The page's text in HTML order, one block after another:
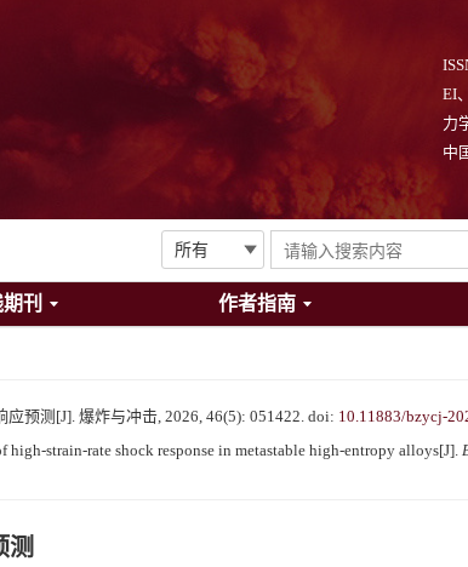
EI
力
中
刊 作者指南
预测[J]. 爆炸与冲击, 2026, 46(5): 051422.doi: 10.11883/bzycj-
strain-rate shock response in metastable high-entropy alloys[J].
测